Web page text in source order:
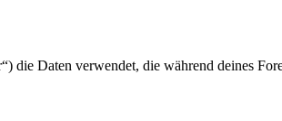
Daten verwendet, die während deines